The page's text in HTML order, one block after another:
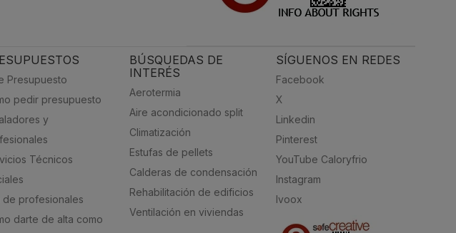
Presupuesto
pedir presupuesto
y
Técnicos
de profesionales
darte de alta como
BÚSQUEDAS DE
INTERÉS
Aerotermia
Aire acondicionado split
Climatización
Estufas de pellets
Calderas de condensación
Rehabilitación de edificios
Ventilación en viviendas
SÍGUENOS EN REDES
Facebook
X
Linkedin
Pinterest
YouTube Caloryfrio
Instagram
Ivoox